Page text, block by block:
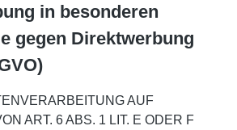
in besonderen
gegen Direktwerbung
AUF
ART. 6 ABS. 1 LIT. E ODER F